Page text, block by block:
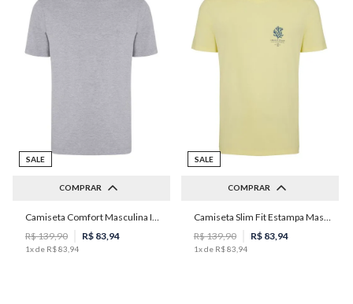
SALE
COMPRAR
P M G GG
Camiseta Comfort Masculina Individual
R$139,90 R$ 83,94
1x de R$83 94
SALE
COMPRAR
PP P M
Camiseta Slim Fit Estampa Masculina Individual
R$139,90 R$ 83,94
1x de R$83 94